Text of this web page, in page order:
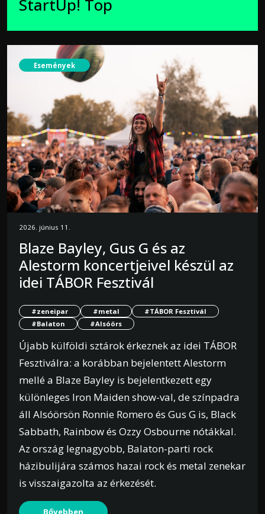
StartUp! Top
Események
2026. június 11.
Blaze Bayley, Gus G és az
Alestorm koncertjeivel készül az
idei TÁBOR Fesztivál
#zeneipar #metal
#TÁBOR Fesztivál
#Balaton
#Alsóörs
Újabb külföldi sztárok érkeznek az idei TÁBOR
Fesztiválra: a korábban bejelentett Alestorm
mellé a Blaze Bayley is bejelentkezett egy
különleges Iron Maiden show-val, de színpadra
áll Alsóörsön Ronnie Romero és Gus G is, Black
Sabbath, Rainbow és Ozzy Osbourne nótákkal.
Az ország legnagyobb, Balaton-parti rock
házibulijára számos hazai rock és metal zenekar
is visszaigazolta az érkezését.
Bővebben